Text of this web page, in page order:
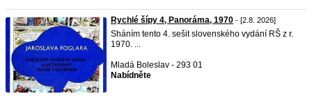
Rychlé šípy 4, Panoráma, 1970 - [2.8. 2026]
Sháním tento 4. sešit slovenského vydání RŠ z r.
1970. ...
Mladá Boleslav - 293 01
Nabídněte